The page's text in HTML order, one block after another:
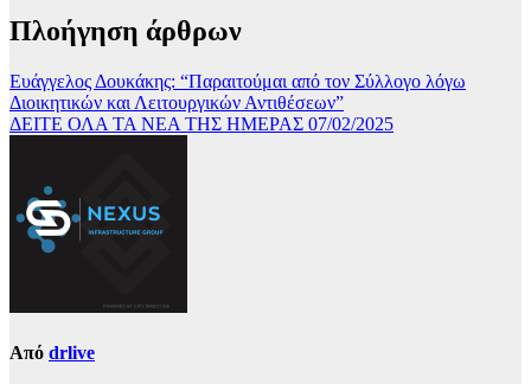
Πλοήγηση άρθρων
Ευάγγελος Δουκάκης: “Παραιτούμαι από τον Σύλλογο λόγω
Διοικητικών και Λειτουργικών Αντιθέσεων”
ΔΕΙΤΕ ΟΛΑ ΤΑ ΝΕΑ ΤΗΣ ΗΜΕΡΑΣ 07/02/2025
Από drlive